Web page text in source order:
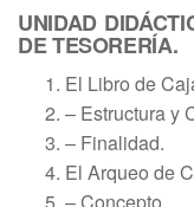
UNIDAD
DE TESORERÍA.
El Libro de
– Estructura y
– Finalidad.
El Arqueo de
– Concepto.